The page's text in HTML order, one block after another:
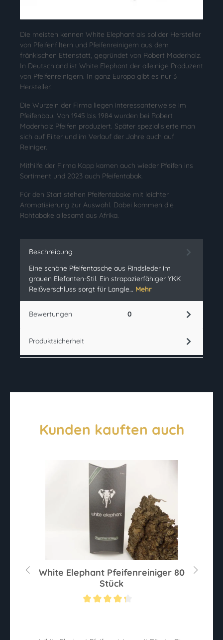
Die meisten kennen White Elephant als solider Hersteller
von Pfeifenfiltern und Pfeifenreinigern aus dem
fränkischen Ettenstatt, gegründet von Robert Maderholz.
In Deutschland ist White Elephant der alleinige Produzent
von Pfeifenreinigern. In ganz Europa gibt es nur 3
Hersteller.
Die Wurzeln der Firma liegen interessanterweise im
Pfeifenbau. Von 1945 bis 1984 wurden bei Robert
Maderholz Pfeifen produziert. Später spezialisierte man
sich auf Filter und im Verlauf der Jahre auch auf
Reiniger.
Mithilfe der Firma Kopp kamen auch wieder Pfeifen ins
Sortiment und 2023 auch Pfeifentabak.
Für den Start stehen Pfeifentabake mit leichter
Aromatisierung zur Auswahl. Dabei kommen die
Rohtabake allesamt aus Afrika.
Beschreibung
Eine schöne Pfeifentasche aus Rindsleder im
grauen Elefanten-Stil. Ein strapazierfähiger YKK
Reißverschluss sorgt für Langle… Mehr
Bewertungen 0
Produktsicherheit
Kunden kauften auch
White Elephant Pfeifenreiniger 80
Stück